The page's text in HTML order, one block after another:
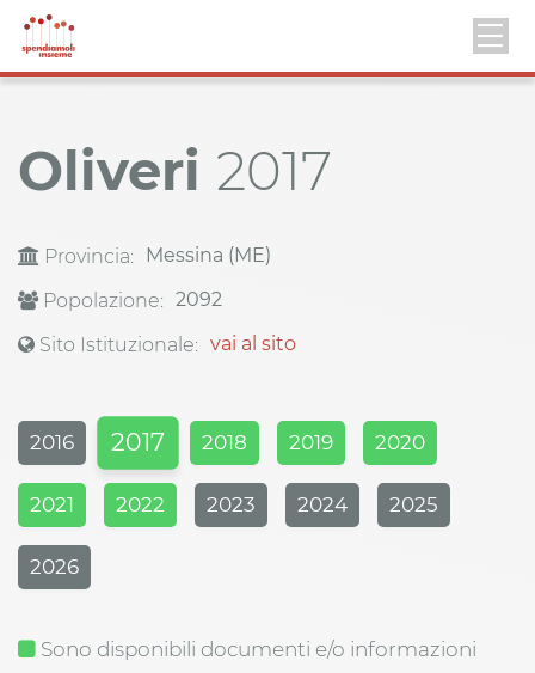
Oliveri 2017
Provincia:
Messina (ME)
Popolazione: 2092
Sito Istituzionale: vai al sito
2016 2017 2018 2019 2020
2021 2022 2023 2024 2025
2026
Sono disponibili documenti e/o informazioni